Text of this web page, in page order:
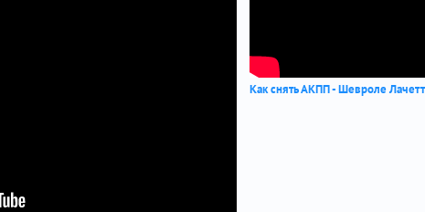
Как снять АКПП - Шевроле